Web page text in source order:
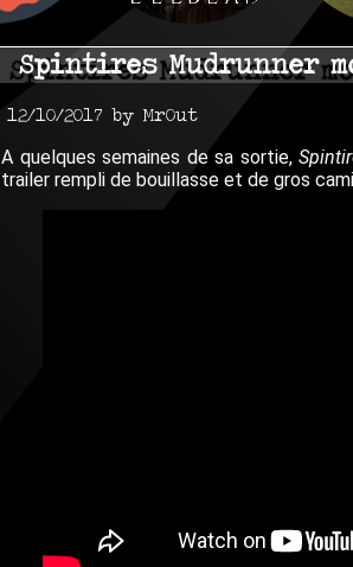
Spintires Mudrunner
12/10/2017 by MrOut
A quelques semaines de sa sortie,
trailer rempli de bouillasse et de gros